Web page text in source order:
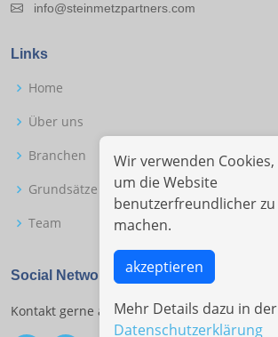
Wir verwenden Cookies,
um die Website
benutzerfreundlicher zu
machen.
akzeptieren
Mehr Details dazu in der
Datenschutzerklärung
info@steinmetzpartners.com
Links
Home
Über uns
Branchen
Grundsätze
Team
Social Networks
Kontakt gerne auch in den Social Networks.